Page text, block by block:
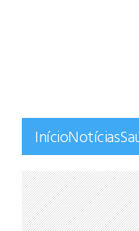
InícioNotícias